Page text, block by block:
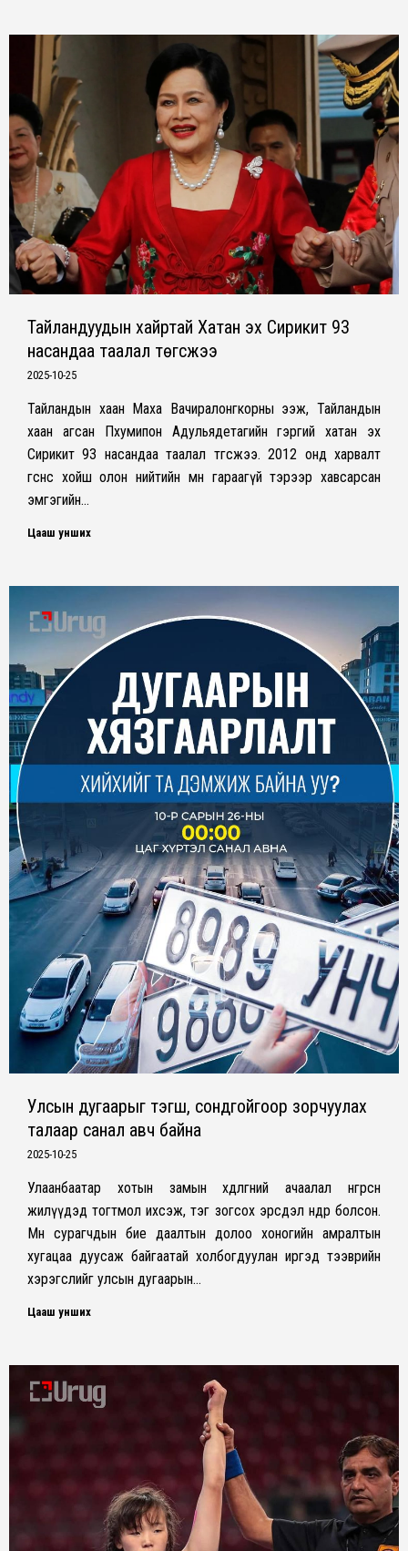
Тайландуудын хайртай Хатан эх Сирикит 93
насандаа таалал төгсжээ
2025-10-25
Тайландын хаан Маха Вачиралонгкорны ээж, Тайландын
хаан агсан Пхумипон Адульядетагийн гэргий хатан эх
Сирикит 93 насандаа таалал төгсжээ. 2012 онд харвалт
өгснөөсөө хойш олон нийтийн өмнө гараагүй тэрээр хавсарсан
эмгэгийн…
Цааш унших
Улсын дугаарыг тэгш, сондгойгоор зорчуулах
талаар санал авч байна
2025-10-25
Улаанбаатар хотын замын хөдөлгөөний ачаалал өнгөрсөн
жилүүдэд тогтмол ихсэж, тэг зогсох эрсдэл өндөр болсон.
Мөн сурагчдын бие даалтын долоо хоногийн амралтын
хугацаа дуусаж байгаатай холбогдуулан иргэд тээврийн
хэрэгслийг улсын дугаарын…
Цааш унших